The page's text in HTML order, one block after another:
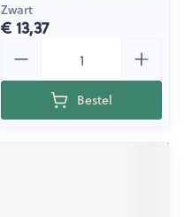
Zwart
€ 13,37
Bestel